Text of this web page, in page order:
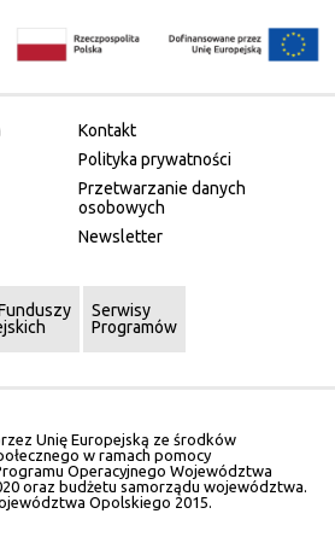
Kontakt
Polityka prywatności
Przetwarzanie danych
osobowych
Newsletter
Serwisy
Programów
Unię Europejską ze środków
w ramach pomocy
Operacyjnego Województwa
oraz budżetu samorządu województwa.
Opolskiego 2015.